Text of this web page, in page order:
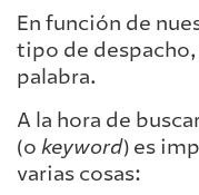
En función de
tipo de
palabra.
A la hora de
(o keyword) es
varias cosas: